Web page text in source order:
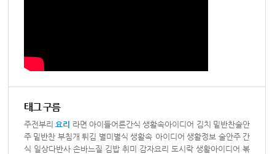
태그 구름
주전부리 요리 라면 아이들어른간식 생활속아이디어 김치 밑반찬술안
주 밑반찬 부침개 튀김 별미별식 생활속 아이디어 생활정보 술안주 간
식 일상다반사 손바느질 김밥 취미 감자요리 도시락 생활아이디어 볶